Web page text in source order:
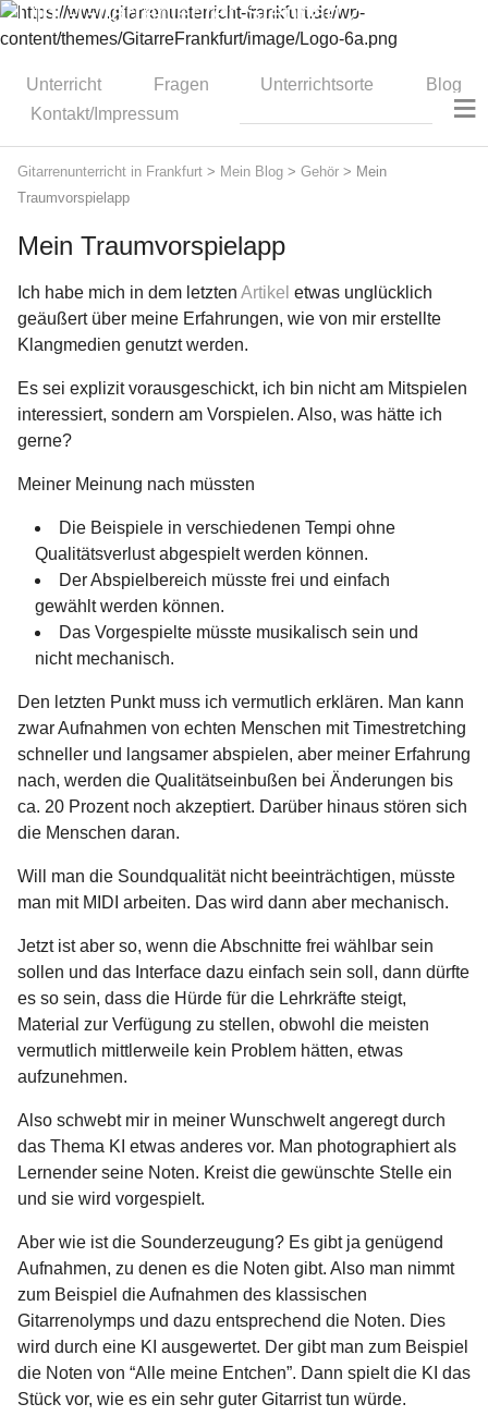
Dipl.-Gitarrenlehrer Stephan Zitzmann
Unterricht Fragen Unterrichtsorte
Blog
Kontakt/Impressum
≡
Gitarrenunterricht in Frankfurt > Mein Blog > Gehör > Mein
Traumvorspielapp
Mein Traumvorspielapp
Ich habe mich in dem letzten Artikel etwas unglücklich
geäußert über meine Erfahrungen, wie von mir erstellte
Klangmedien genutzt werden.
Es sei explizit vorausgeschickt, ich bin nicht am Mitspielen
interessiert, sondern am Vorspielen. Also, was hätte ich
gerne?
Meiner Meinung nach müssten
Die Beispiele in verschiedenen Tempi ohne
Qualitätsverlust abgespielt werden können.
Der Abspielbereich müsste frei und einfach
gewählt werden können.
Das Vorgespielte müsste musikalisch sein und
nicht mechanisch.
Den letzten Punkt muss ich vermutlich erklären. Man kann
zwar Aufnahmen von echten Menschen mit Timestretching
schneller und langsamer abspielen, aber meiner Erfahrung
nach, werden die Qualitätseinbußen bei Änderungen bis
ca. 20 Prozent noch akzeptiert. Darüber hinaus stören sich
die Menschen daran.
Will man die Soundqualität nicht beeinträchtigen, müsste
man mit MIDI arbeiten. Das wird dann aber mechanisch.
Jetzt ist aber so, wenn die Abschnitte frei wählbar sein
sollen und das Interface dazu einfach sein soll, dann dürfte
es so sein, dass die Hürde für die Lehrkräfte steigt,
Material zur Verfügung zu stellen, obwohl die meisten
vermutlich mittlerweile kein Problem hätten, etwas
aufzunehmen.
Also schwebt mir in meiner Wunschwelt angeregt durch
das Thema KI etwas anderes vor. Man photographiert als
Lernender seine Noten. Kreist die gewünschte Stelle ein
und sie wird vorgespielt.
Aber wie ist die Sounderzeugung? Es gibt ja genügend
Aufnahmen, zu denen es die Noten gibt. Also man nimmt
zum Beispiel die Aufnahmen des klassischen
Gitarrenolymps und dazu entsprechend die Noten. Dies
wird durch eine KI ausgewertet. Der gibt man zum Beispiel
die Noten von “Alle meine Entchen”. Dann spielt die KI das
Stück vor, wie es ein sehr guter Gitarrist tun würde.